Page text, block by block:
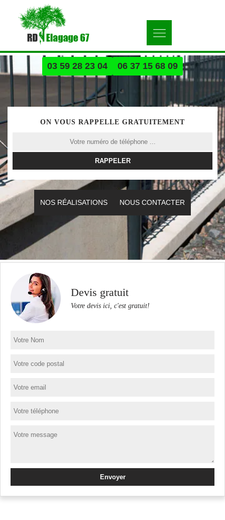
03 59 28 23 04 06 37 15 68 09
ON VOUS RAPPELLE GRATUITEMENT
NOS RÉALISATIONS NOUS CONTACTER
Devis gratuit
Votre devis ici, c'est gratuit!